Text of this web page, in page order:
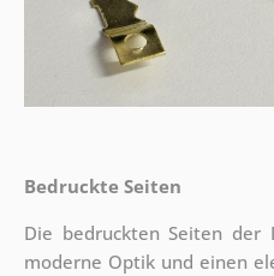
Bedruckte Seiten
Die bedruckten Seiten der
moderne Optik und einen